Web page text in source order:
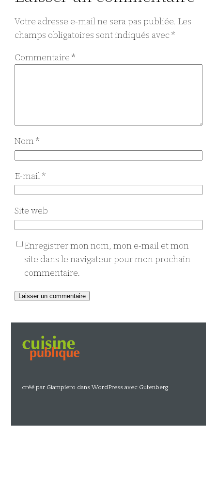
Votre adresse e-mail ne sera pas publiée. Les
champs obligatoires sont indiqués avec*
Commentaire*
Nom*
E-mail*
Site web
Enregistrer mon nom, mon e-mail et mon
site dans le navigateur pour mon prochain
commentaire.
créé par Giampiero dans WordPress avec Gutenberg